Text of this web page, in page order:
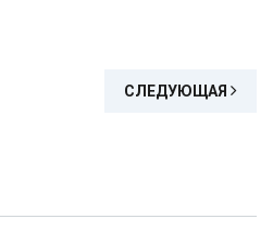
СЛЕДУЮЩАЯ